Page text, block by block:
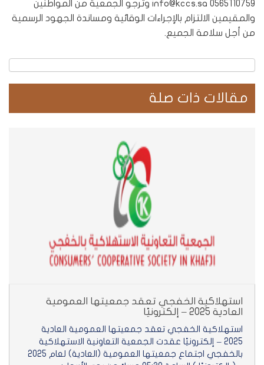
0565110759 info@kccs.sa وترجو الجمعية من المواطنين
والمقيمين الالتزام بالإجراءات الوقائية ومساندة الجهود الرسمية
من أجل سلامة الجميع.
مقالات ذات صلة
استهلاكية الخفجي تعقد جمعيتها العمومية
العادية 2025 – إلكترونيًا
استهلاكية الخفجي تعقد جمعيتها العمومية العادية
2025 – إلكترونيًا عقدت الجمعية التعاونية الاستهلاكية
بالخفجي اجتماع جمعيتها العمومية (العادية) لعام 2025